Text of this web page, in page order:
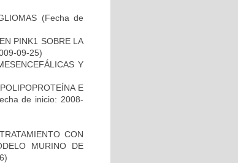
(Fecha de
PINK1 SOBRE LA
09-25)
Y
E
de inicio: 2008-
CON
MURINO DE